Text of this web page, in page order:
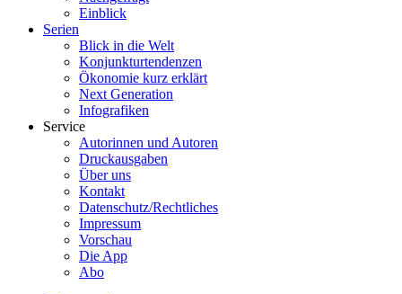
Einblick
Serien
Blick in die Welt
Konjunkturtendenzen
Ökonomie kurz erklärt
Next Generation
Infografiken
Service
Autorinnen und Autoren
Druckausgaben
Über uns
Kontakt
Datenschutz/Rechtliches
Impressum
Vorschau
Die App
Abo